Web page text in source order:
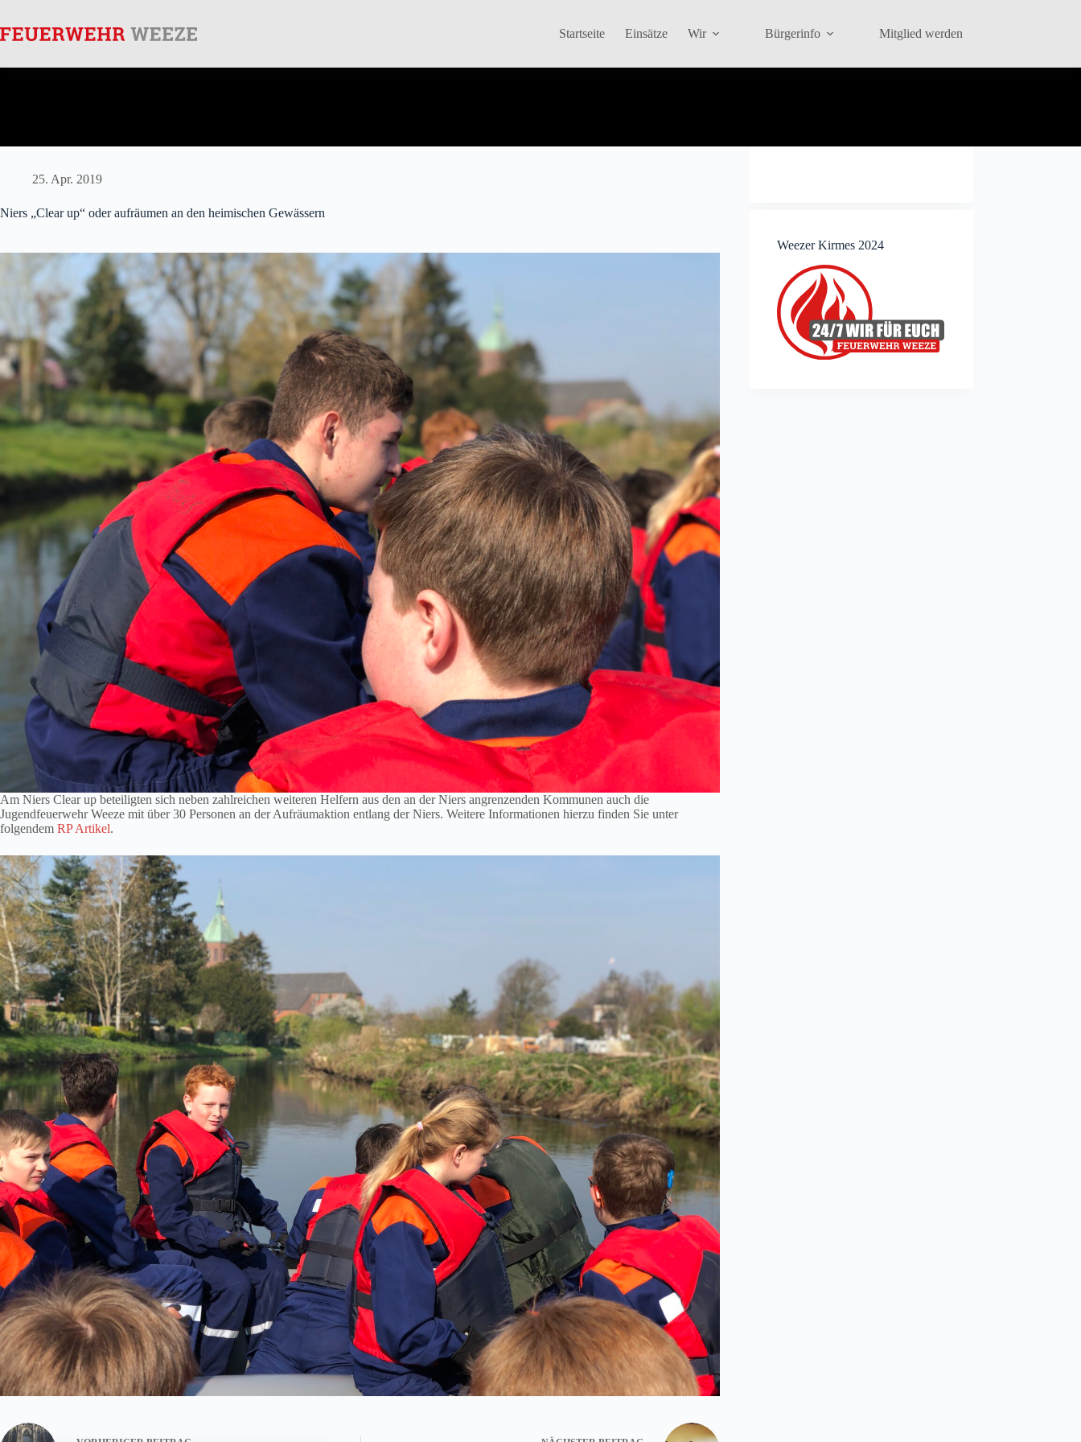
springen
Startseite Einsätze Wir Bürgerinfo Mitglied werden
25. Apr. 2019
Niers „Clear up“ oder aufräumen an den heimischen Gewässern
Am Niers Clear up beteiligten sich neben zahlreichen weiteren Helfern aus den an der Niers angrenzenden Kommunen auch die
Jugendfeuerwehr Weeze mit über 30 Personen an der Aufräumaktion entlang der Niers. Weitere Informationen hierzu finden Sie unter
folgendem RP Artikel.
Weezer Kirmes 2024